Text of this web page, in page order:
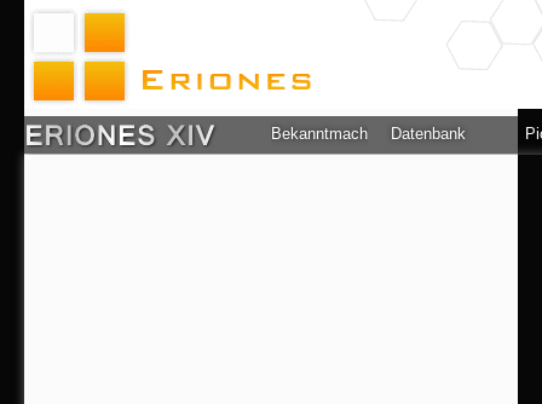
Bekanntmachung Datenbank